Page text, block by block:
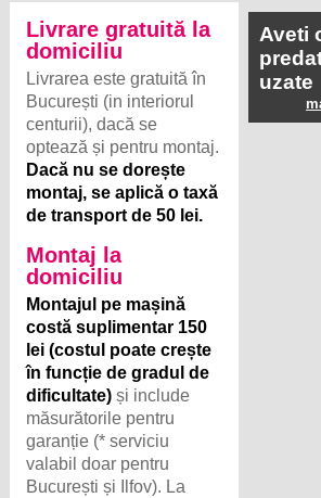
Livrare gratuită la
domiciliu
Livrarea este gratuită în
București (in interiorul
centurii), dacă se
optează și pentru montaj.
Dacă nu se dorește
montaj, se aplică o taxă
de transport de 50 lei.
Montaj la
domiciliu
Montajul pe mașină
costă suplimentar 150
lei (costul poate crește
în funcție de gradul de
dificultate) și include
măsurătorile pentru
garanție (* serviciu
valabil doar pentru
București și Ilfov). La
Aveti
uzate